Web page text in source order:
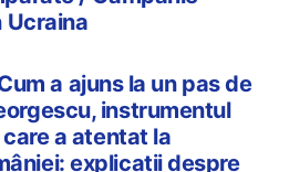
Ucraina
a ajuns la un pas de
instrumentul
a atentat la
explicații despre